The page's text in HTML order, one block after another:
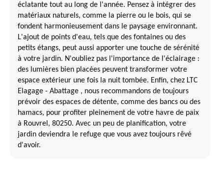
éclatante tout au long de l'année. Pensez à intégrer des
matériaux naturels, comme la pierre ou le bois, qui se
fondent harmonieusement dans le paysage environnant.
L'ajout de points d'eau, tels que des fontaines ou des
petits étangs, peut aussi apporter une touche de sérénité
à votre jardin. N'oubliez pas l'importance de l'éclairage :
des lumières bien placées peuvent transformer votre
espace extérieur une fois la nuit tombée. Enfin, chez LTC
Elagage - Abattage , nous recommandons de toujours
prévoir des espaces de détente, comme des bancs ou des
hamacs, pour profiter pleinement de votre havre de paix
à Rouvrel, 80250. Avec un peu de planification, votre
jardin deviendra le refuge que vous avez toujours rêvé
d'avoir.